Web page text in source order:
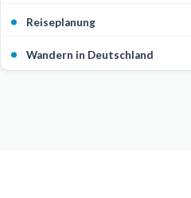
Reiseplanung
Wandern in Deutschland